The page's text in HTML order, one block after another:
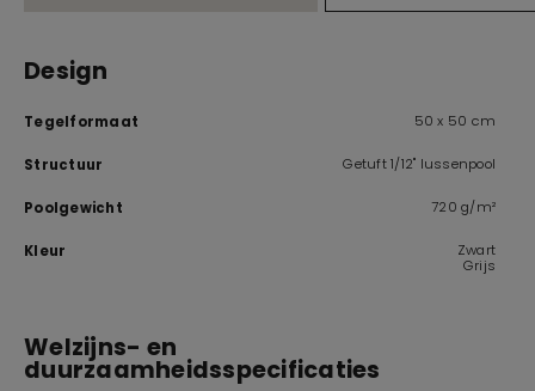
Design
Tegelformaat 50 x 50 cm
Structuur Getuft 1/12" lussenpool
Poolgewicht 720 g/m²
Kleur
Zwart
Grijs
Welzijns- en
duurzaamheidsspecificaties